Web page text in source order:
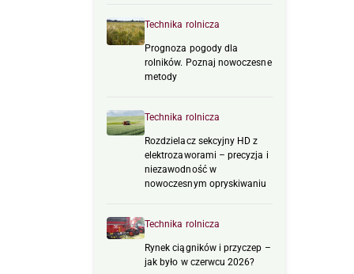
Technika rolnicza
Prognoza pogody dla
rolników. Poznaj nowoczesne
metody
Technika rolnicza
Rozdzielacz sekcyjny HD z
elektrozaworami – precyzja i
niezawodność w
nowoczesnym opryskiwaniu
Technika rolnicza
Rynek ciągników i przyczep –
jak było w czerwcu 2026?